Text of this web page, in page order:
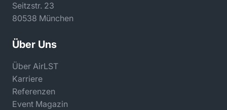
Seitzstr. 23
80538 München
Über Uns
Über AirLST
Karriere
Referenzen
Event Magazin